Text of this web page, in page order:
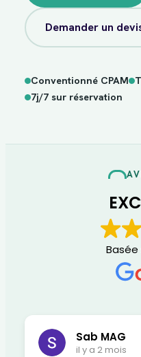
Demander un
Conventionné CPAM
7j/7 sur réservation
7j/7sur
réservation
Basée
Sab MAG
il y a 2 mois